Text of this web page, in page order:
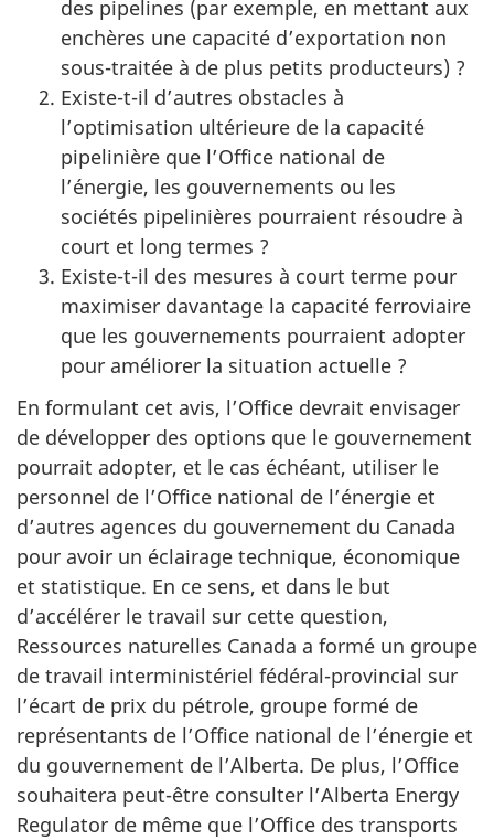
des pipelines (par exemple, en mettant aux
enchères une capacité d’exportation non
sous-traitée à de plus petits producteurs) ?
Existe-t-il d’autres obstacles à
l’optimisation ultérieure de la capacité
pipelinière que l’Office national de
l’énergie, les gouvernements ou les
sociétés pipelinières pourraient résoudre à
court et long termes ?
Existe-t-il des mesures à court terme pour
maximiser davantage la capacité ferroviaire
que les gouvernements pourraient adopter
pour améliorer la situation actuelle ?
En formulant cet avis, l’Office devrait envisager
de développer des options que le gouvernement
pourrait adopter, et le cas échéant, utiliser le
personnel de l’Office national de l’énergie et
d’autres agences du gouvernement du Canada
pour avoir un éclairage technique, économique
et statistique. En ce sens, et dans le but
d’accélérer le travail sur cette question,
Ressources naturelles Canada a formé un groupe
de travail interministériel fédéral-provincial sur
l’écart de prix du pétrole, groupe formé de
représentants de l’Office national de l’énergie et
du gouvernement de l’Alberta. De plus, l’Office
souhaitera peut-être consulter l’Alberta Energy
Regulator de même que l’Office des transports